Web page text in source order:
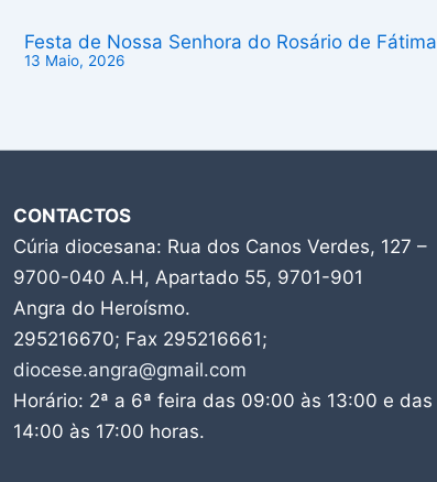
Festa de Nossa Senhora do Rosário de Fátima
13 Maio, 2026
CONTACTOS
Cúria diocesana: Rua dos Canos Verdes, 127 –
9700-040 A.H, Apartado 55, 9701-901
Angra do Heroísmo.
295216670; Fax 295216661;
diocese.angra@gmail.com
Horário: 2ª a 6ª feira das 09:00 às 13:00 e das
14:00 às 17:00 horas.